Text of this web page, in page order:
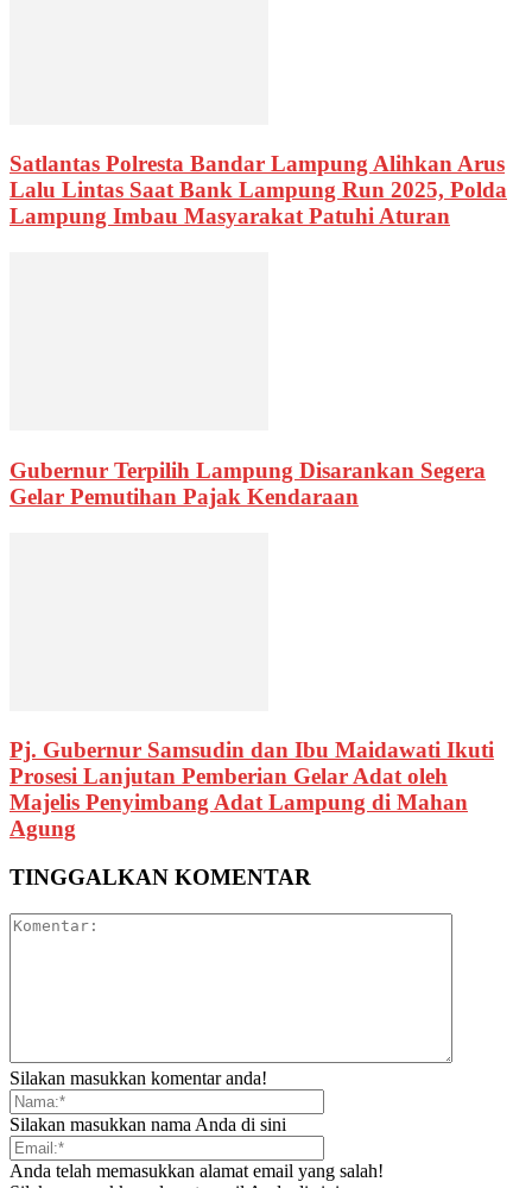
Satlantas Polresta Bandar Lampung Alihkan Arus
Lalu Lintas Saat Bank Lampung Run 2025, Polda
Lampung Imbau Masyarakat Patuhi Aturan
Gubernur Terpilih Lampung Disarankan Segera
Gelar Pemutihan Pajak Kendaraan
Pj. Gubernur Samsudin dan Ibu Maidawati Ikuti
Prosesi Lanjutan Pemberian Gelar Adat oleh
Majelis Penyimbang Adat Lampung di Mahan
Agung
TINGGALKAN KOMENTAR
Silakan masukkan komentar anda!
Silakan masukkan nama Anda di sini
Anda telah memasukkan alamat email yang salah!